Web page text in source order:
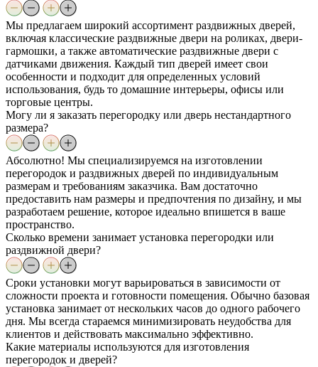
Мы предлагаем широкий ассортимент раздвижных дверей,
включая классические раздвижные двери на роликах, двери-
гармошки, а также автоматические раздвижные двери с
датчиками движения. Каждый тип дверей имеет свои
особенности и подходит для определенных условий
использования, будь то домашние интерьеры, офисы или
торговые центры.
Могу ли я заказать перегородку или дверь нестандартного
размера?
Абсолютно! Мы специализируемся на изготовлении
перегородок и раздвижных дверей по индивидуальным
размерам и требованиям заказчика. Вам достаточно
предоставить нам размеры и предпочтения по дизайну, и мы
разработаем решение, которое идеально впишется в ваше
пространство.
Сколько времени занимает установка перегородки или
раздвижной двери?
Сроки установки могут варьироваться в зависимости от
сложности проекта и готовности помещения. Обычно базовая
установка занимает от нескольких часов до одного рабочего
дня. Мы всегда стараемся минимизировать неудобства для
клиентов и действовать максимально эффективно.
Какие материалы используются для изготовления
перегородок и дверей?